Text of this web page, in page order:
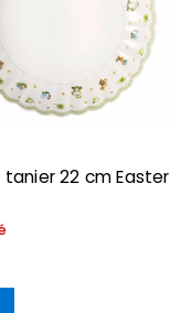
22 cm Easter